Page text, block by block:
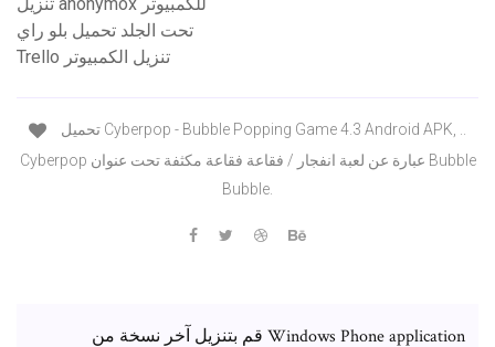
تنزيل anonymox للكمبيوتر
تحت الجلد تحميل بلو راي
Trello تنزيل الكمبيوتر
Cyberpop عبارة عن لعبة انفجار / فقاعة فقاعة مكثفة تحت عنوان Bubble
Bubble.
قم بتنزيل آخر نسخة من Windows Phone application